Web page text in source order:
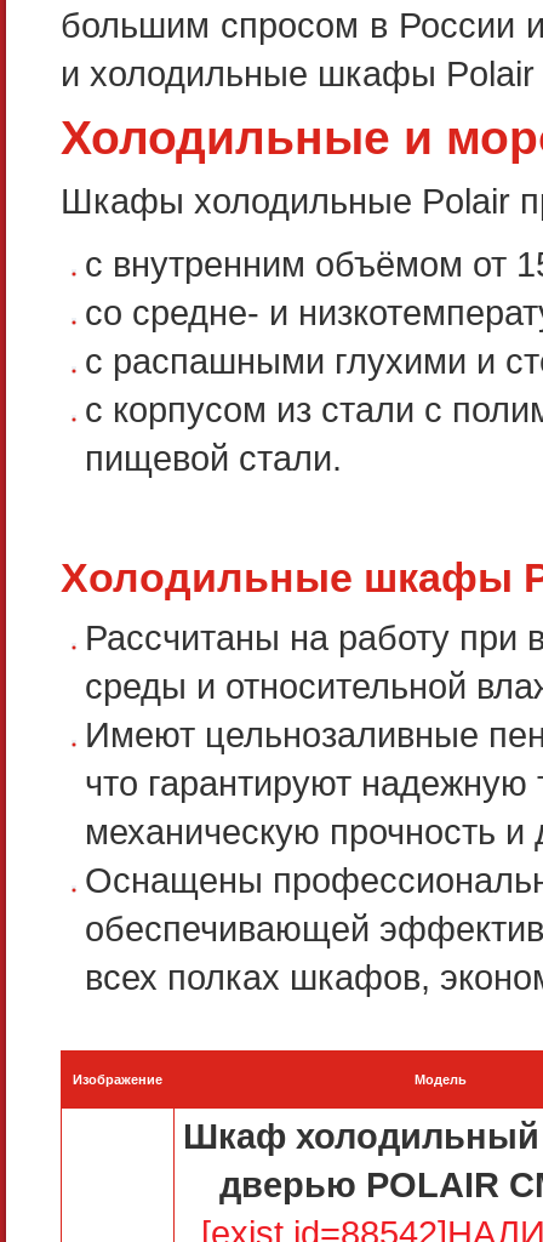
большим спросом в России
и холодильные шкафы Polair
Холодильные и
Шкафы холодильные Polair
с внутренним объёмом от
со средне- и
с распашными глухими и
с корпусом из стали с
пищевой стали.
Холодильные шкафы
Рассчитаны на работу при
среды и относительной
Имеют цельнозаливные
что гарантируют
механическую прочность
Оснащены
обеспечивающей
всех полках шкафов,
Изображение Модель
Шкаф холодильный
дверью POLAIR
[exist